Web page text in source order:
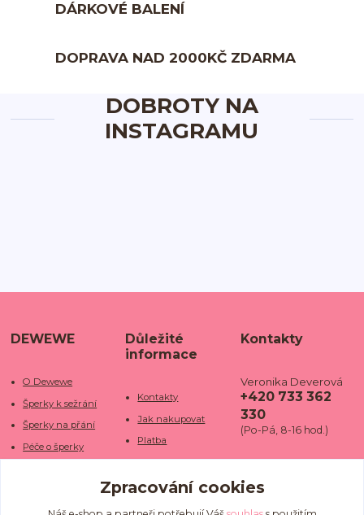
DÁRKOVÉ BALENÍ
DOPRAVA NAD 2000KČ ZDARMA
DOBROTY NA
INSTAGRAMU
DEWEWE
O Dewewe
Šperky k sežrání
Šperky na přání
Péče o šperky
Kamenné obchody
Fotogalerie
Důležité
informace
Kontakty
Jak nakupovat
Platba
Doba dodání
Doprava
Kontakty
Veronika Deverová
+420 733 362
330
(Po-Pá, 8-16 hod.)
we.cz
Zpracování cookies